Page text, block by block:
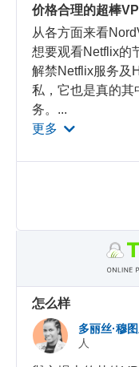
价格合理的超棒
从各方面来看
想要观看Netflix的
解禁Netflix服务及
私，它也是真的其
务。 ...
更多
怎么样
多丽丝·穆
人